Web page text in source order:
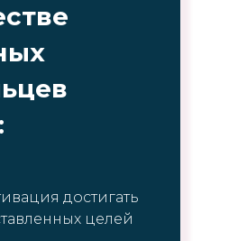
достигать
целей
: